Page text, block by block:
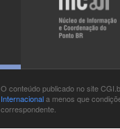
O conteúdo publicado no site
Internacionala menos que
correspondente.